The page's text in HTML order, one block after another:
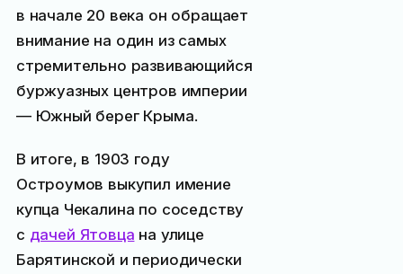
в начале 20 века он обращает
внимание на один из самых
стремительно развивающийся
буржуазных центров империи
— Южный берег Крыма.
В итоге, в 1903 году
Остроумов выкупил имение
купца Чекалина по соседству
с дачей Ятовца на улице
Барятинской и периодически